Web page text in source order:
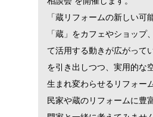
「蔵リフォームの新しい可
「蔵」をカフェやショップ
て活用する動きが広がって
を引き出しつつ、実用的な
生まれ変わらせるリフォー
民家や蔵のリフォームに豊